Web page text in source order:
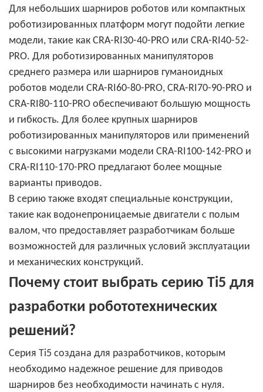
Для небольших шарниров роботов или компактных
роботизированных платформ могут подойти легкие
модели, такие как CRA-RI30-40-PRO или CRA-RI40-52-
PRO. Для роботизированных манипуляторов
среднего размера или шарниров гуманоидных
роботов модели CRA-RI60-80-PRO, CRA-RI70-90-PRO и
CRA-RI80-110-PRO обеспечивают большую мощность
и гибкость. Для более крупных шарниров
роботизированных манипуляторов или применений
с высокими нагрузками модели CRA-RI100-142-PRO и
CRA-RI110-170-PRO предлагают более мощные
варианты приводов.
В серию также входят специальные конструкции,
такие как водонепроницаемые двигатели с полым
валом, что предоставляет разработчикам больше
возможностей для различных условий эксплуатации
и механических конструкций.
Почему стоит выбрать серию Ti5 для
разработки робототехнических
решений?
Серия Ti5 создана для разработчиков, которым
необходимо надежное решение для приводов
шарниров без необходимости начинать с нуля.